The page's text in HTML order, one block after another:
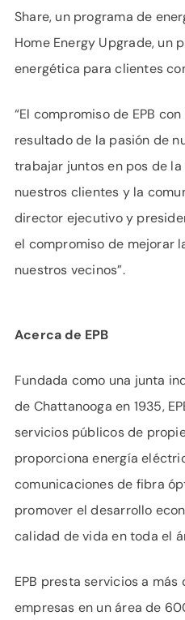
Share, un programa de
Home Energy Upgrade, un
energética para clientes
“El compromiso de EPB
resultado de la pasión de
trabajar juntos en pos de
nuestros clientes y la
director ejecutivo y
el compromiso de mejorar
nuestros vecinos”.
Acerca de EPB
Fundada como una junta
de Chattanooga en 1935,
servicios públicos de
proporciona energía
comunicaciones de fibra
promover el desarrollo
calidad de vida en toda el
EPB presta servicios a
empresas en un área de